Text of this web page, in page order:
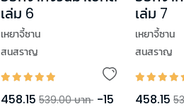
เล่ม 6
เหยาจี้ซาน
สนสราญ
458.15 539.00 บาท -15
เล่ม 7
เหยาจี้ซาน
สนสราญ
458.15